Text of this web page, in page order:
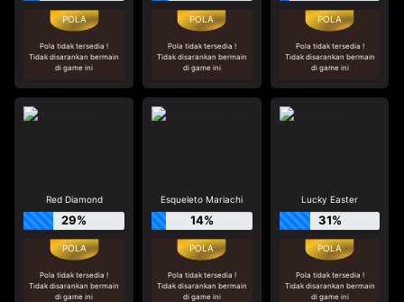
Pola tidak tersedia !
Tidak disarankan bermain
di game ini
Pola tidak tersedia !
Tidak disarankan bermain
di game ini
Pola tidak tersedia !
Tidak disarankan bermain
di game ini
Red Diamond
29%
Pola tidak tersedia !
Tidak disarankan bermain
di game ini
Esqueleto Mariachi
14%
Pola tidak tersedia !
Tidak disarankan bermain
di game ini
Lucky Easter
31%
Pola tidak tersedia !
Tidak disarankan bermain
di game ini